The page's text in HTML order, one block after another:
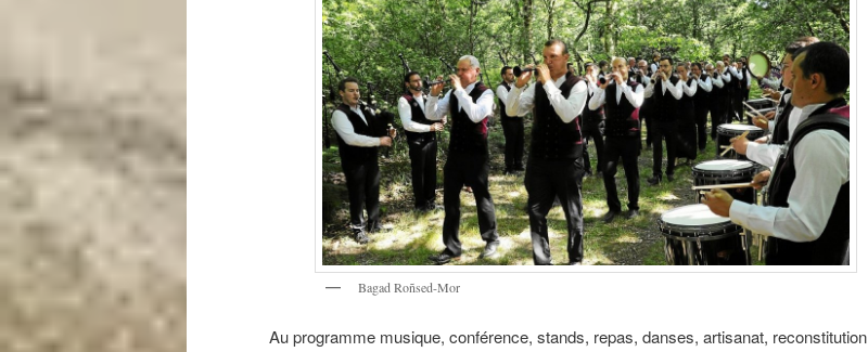
Bagad Roñsed-Mor
Au programme musique, conférence, stands, repas, danses, artisanat, reconstitution